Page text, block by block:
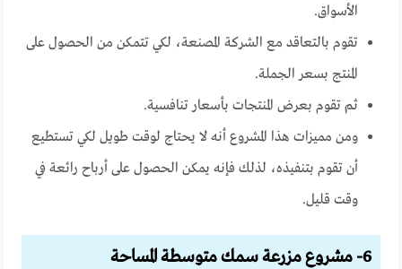
الأسواق.
تقوم بالتعاقد مع الشركة المصنعة، لكي تتمكن من الحصول على
المنتج بسعر الجملة.
ثم تقوم بعرض المنتجات بأسعار تنافسية.
ومن مميزات هذا المشروع أنه لا يحتاج لوقت طويل لكي تستطيع
أن تقوم بتنفيذه، لذلك فإنه يمكن الحصول على أرباح رائعة في
وقت قليل.
6- مشروع مزرعة سمك متوسطة المساحة